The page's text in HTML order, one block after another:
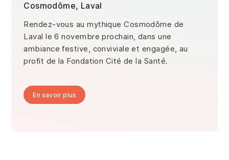
Cosmodôme, Laval
Rendez-vous au mythique Cosmodôme de
Laval le 6 novembre prochain, dans une
ambiance festive, conviviale et engagée, au
profit de la Fondation Cité de la Santé.
En savoir plus